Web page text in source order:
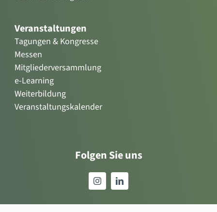
Veranstaltungen
Tagungen & Kongresse
Messen
Mitgliederversammlung
e-Learning
Weiterbildung
Veranstaltungskalender
Folgen Sie uns